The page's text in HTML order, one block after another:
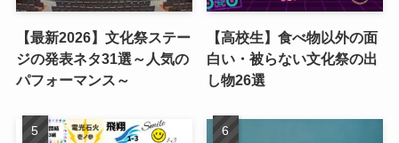
【最新2026】文化祭ステー
ジの発表ネタ31選～人気の
パフォーマンス～
【高校生】食べ物以外の面
白い・被らない文化祭の出
し物26選